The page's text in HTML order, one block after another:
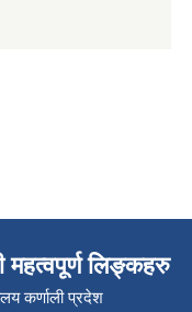
महत्वपूर्ण लिङ्कहरु
कर्णाली प्रदेश